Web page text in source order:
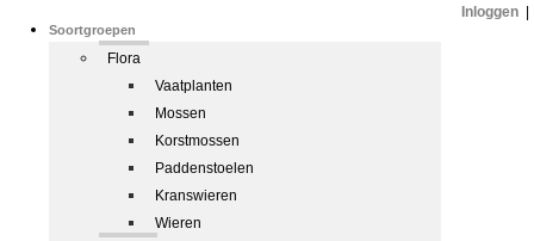
Soortgroepen
Flora
Vaatplanten
Mossen
Korstmossen
Paddenstoelen
Kranswieren
Wieren
Inloggen